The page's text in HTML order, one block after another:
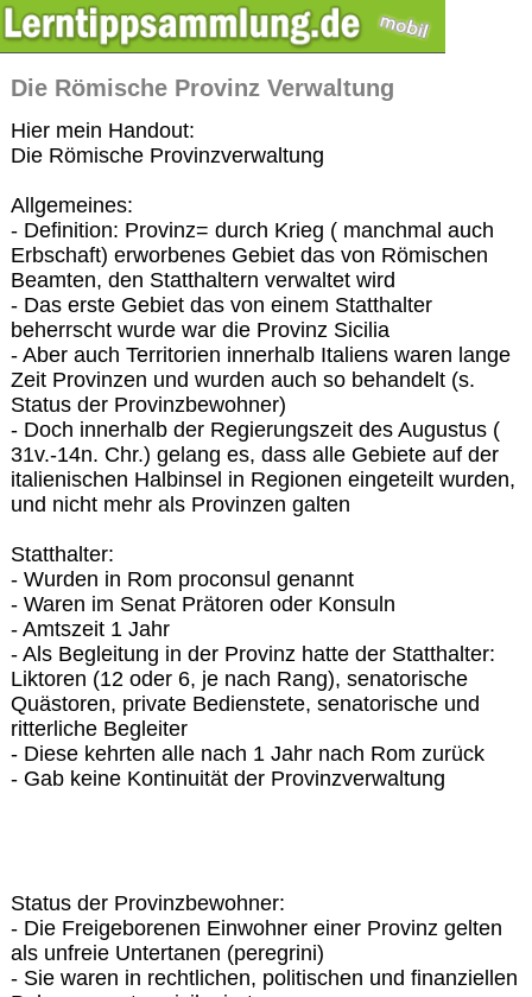
Die Römische Provinz Verwaltung
Hier mein Handout:
Die Römische Provinzverwaltung
Allgemeines:
- Definition: Provinz= durch Krieg ( manchmal auch
Erbschaft) erworbenes Gebiet das von Römischen
Beamten, den Statthaltern verwaltet wird
- Das erste Gebiet das von einem Statthalter
beherrscht wurde war die Provinz Sicilia
- Aber auch Territorien innerhalb Italiens waren lange
Zeit Provinzen und wurden auch so behandelt (s.
Status der Provinzbewohner)
- Doch innerhalb der Regierungszeit des Augustus (
31v.-14n. Chr.) gelang es, dass alle Gebiete auf der
italienischen Halbinsel in Regionen eingeteilt wurden,
und nicht mehr als Provinzen galten
Statthalter:
- Wurden in Rom proconsul genannt
- Waren im Senat Prätoren oder Konsuln
- Amtszeit 1 Jahr
- Als Begleitung in der Provinz hatte der Statthalter:
Liktoren (12 oder 6, je nach Rang), senatorische
Quästoren, private Bedienstete, senatorische und
ritterliche Begleiter
- Diese kehrten alle nach 1 Jahr nach Rom zurück
- Gab keine Kontinuität der Provinzverwaltung
Status der Provinzbewohner:
- Die Freigeborenen Einwohner einer Provinz gelten
als unfreie Untertanen (peregrini)
- Sie waren in rechtlichen, politischen und finanziellen